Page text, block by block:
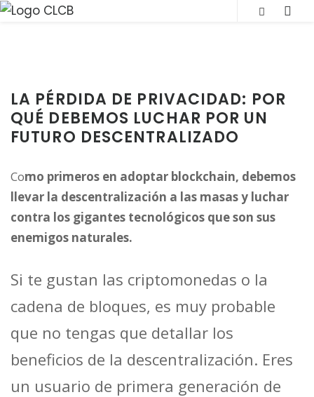
S
LA PÉRDIDA DE PRIVACIDAD: POR
QUÉ DEBEMOS LUCHAR POR UN
FUTURO DESCENTRALIZADO
Como primeros en adoptar blockchain, debemos
llevar la descentralización a las masas y luchar
contra los gigantes tecnológicos que son sus
enemigos naturales.
Si te gustan las criptomonedas o la
cadena de bloques, es muy probable
que no tengas que detallar los
beneficios de la descentralización. Eres
un usuario de primera generación de